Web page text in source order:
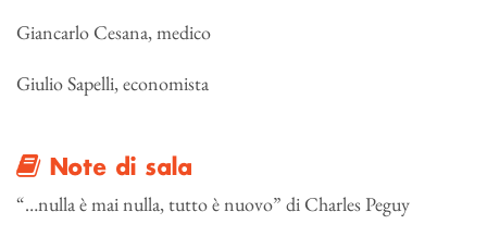
Giancarlo Cesana, medico
Giulio Sapelli, economista
Note di sala
“…nulla è mai nulla, tutto è nuovo” di Charles Peguy